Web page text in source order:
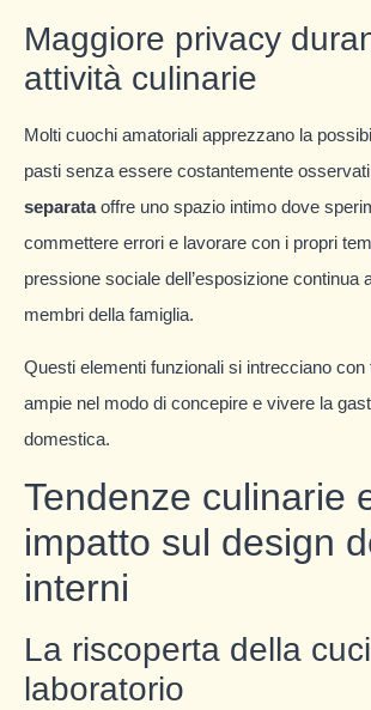
Maggiore privacy
attività culinarie
Molti cuochi amatoriali apprezzano la
pasti senza essere costantemente
separataoffre uno spazio intimo dove
commettere errori e lavorare con i propri
pressione sociale dell’esposizione continua
membri della famiglia.
Questi elementi funzionali si intrecciano
ampie nel modo di concepire e vivere la
domestica.
Tendenze culinarie
impatto sul design
interni
La riscoperta della
laboratorio